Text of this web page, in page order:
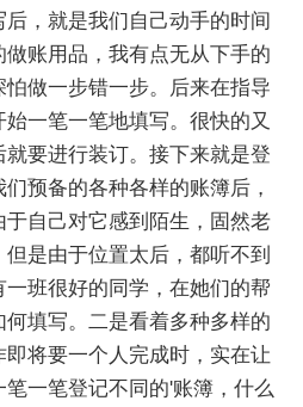
，就是我们自己动手的时间
账用品，我有点无从下手的
做一步错一步。后来在指导
一笔一笔地填写。很快的又
要进行装订。接下来就是登
预备的各种各样的账簿后，
自己对它感到陌生，固然老
是由于位置太后，都听不到
班很好的同学，在她们的帮
填写。二是看着多种多样的
将要一个人完成时，实在让
一笔登记不同的'账簿，什么